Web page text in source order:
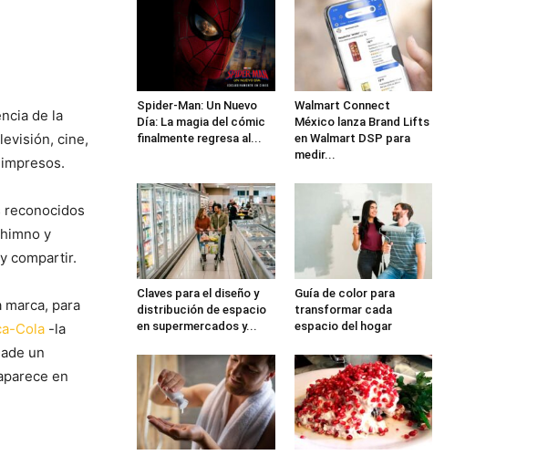
de la
cine,
reconocidos
y
compartir.
para
Cola -la
un
en
Spider-Man: Un Nuevo
Día: La magia del cómic
finalmente regresa al...
Walmart Connect
México lanza Brand Lifts
en Walmart DSP para
medir...
Claves para el diseño y
distribución de espacio
en supermercados y...
Guía de color para
transformar cada
espacio del hogar